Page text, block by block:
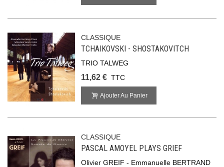
CLASSIQUE
TCHAIKOVSKI - SHOSTAKOVITCH
TRIO TALWEG
11,62 € TTC
Ajouter Au Panier
CLASSIQUE
PASCAL AMOYEL PLAYS GRIEF
Olivier GREIF - Emmanuelle BERTRAND